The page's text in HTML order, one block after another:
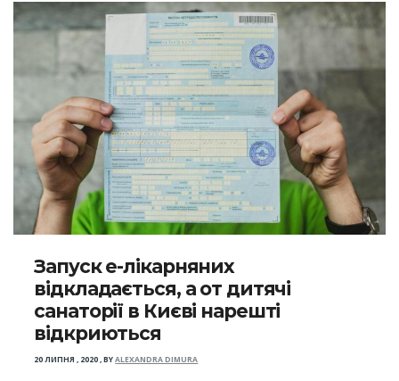
Запуск е-лікарняних
відкладається, а от дитячі
санаторії в Києві нарешті
відкриються
20 ЛИПНЯ , 2020,BYALEXANDRA DIMURA